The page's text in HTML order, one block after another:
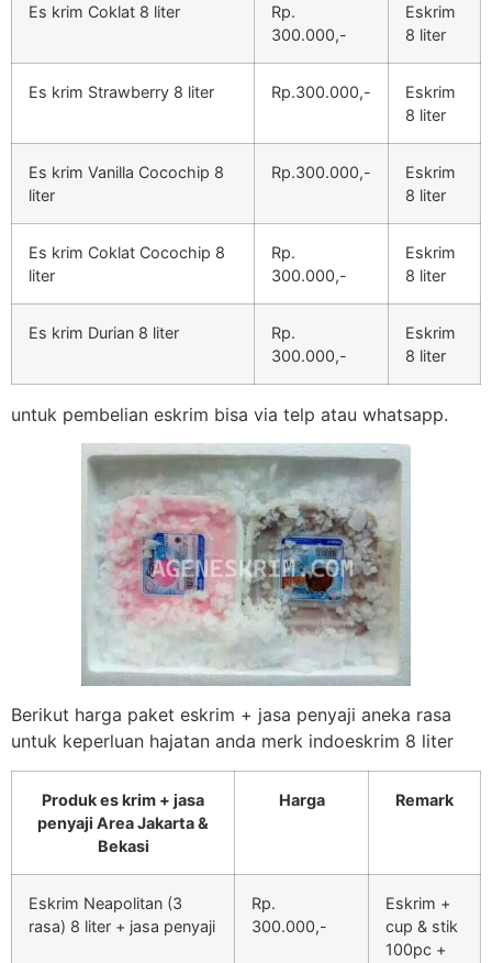
Es krim Coklat 8 liter
Rp.
300.000,-
Eskrim
8 liter
Es krim Strawberry 8 liter Rp.300.000,-
Eskrim
8 liter
Es krim Vanilla Cocochip 8
liter
Rp.300.000,-
Eskrim
8 liter
Es krim Coklat Cocochip 8
liter
Rp.
300.000,-
Eskrim
8 liter
Es krim Durian 8 liter
Rp.
300.000,-
Eskrim
8 liter
untuk pembelian eskrim bisa via telp atau whatsapp.
Berikut harga paket eskrim + jasa penyaji aneka rasa
untuk keperluan hajatan anda merk indoeskrim 8 liter
Produk es krim + jasa
penyaji Area Jakarta &
Bekasi
Harga Remark
Eskrim Neapolitan (3
rasa) 8 liter + jasa penyaji
Rp.
300.000,-
Eskrim +
cup & stik
100pc +